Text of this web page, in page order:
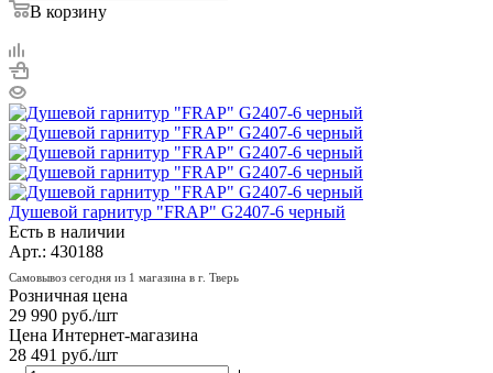
В корзину
Душевой гарнитур "FRAP" G2407-6 черный
Есть в наличии
Арт.: 430188
Самовывоз сегодня из 1 магазина в г. Тверь
Розничная цена
29 990 руб./шт
Цена Интернет-магазина
28 491 руб./шт